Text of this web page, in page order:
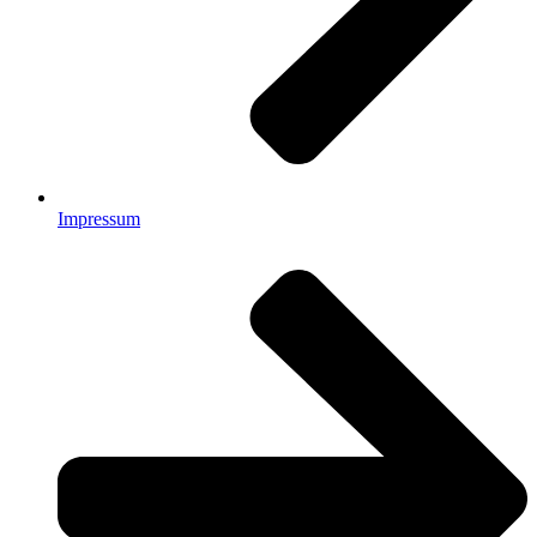
Impressum